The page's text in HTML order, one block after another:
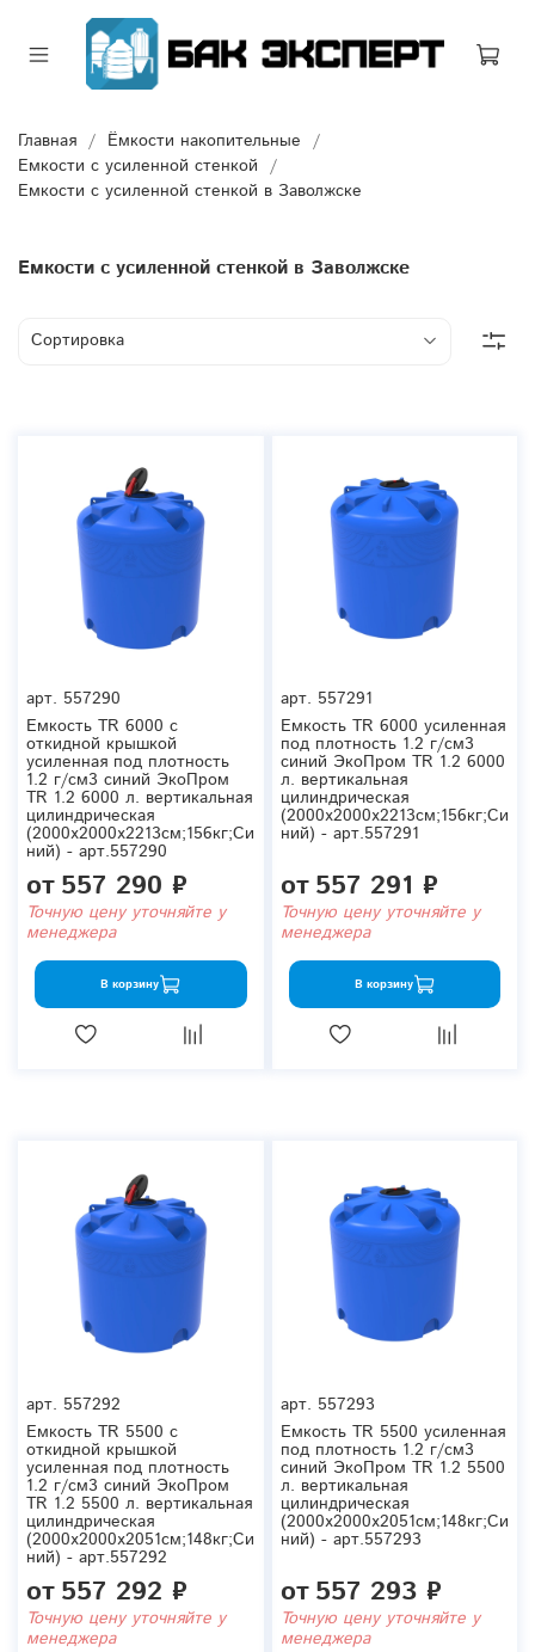
Главная
Ёмкости накопительные
Емкости с усиленной стенкой
Емкости с усиленной стенкой в Заволжске
Емкости с усиленной стенкой в Заволжске
арт. 557290
Емкость TR 6000 с
откидной крышкой
усиленная под плотность
1.2 г/см3 синий ЭкоПром
TR 1.2 6000 л. вертикальная
цилиндрическая
(2000x2000x2213см;156кг;Си
ний) - арт.557290
от557 290 ₽
Точную цену уточняйте у
менеджера
В корзину
арт. 557291
Емкость TR 6000 усиленная
под плотность 1.2 г/см3
синий ЭкоПром TR 1.2 6000
л. вертикальная
цилиндрическая
(2000x2000x2213см;156кг;Си
ний) - арт.557291
от557 291 ₽
Точную цену уточняйте у
менеджера
В корзину
арт. 557292
Емкость TR 5500 с
откидной крышкой
усиленная под плотность
1.2 г/см3 синий ЭкоПром
TR 1.2 5500 л. вертикальная
цилиндрическая
(2000x2000x2051см;148кг;Си
ний) - арт.557292
от557 292 ₽
Точную цену уточняйте у
менеджера
арт. 557293
Емкость TR 5500 усиленная
под плотность 1.2 г/см3
синий ЭкоПром TR 1.2 5500
л. вертикальная
цилиндрическая
(2000x2000x2051см;148кг;Си
ний) - арт.557293
от557 293 ₽
Точную цену уточняйте у
менеджера